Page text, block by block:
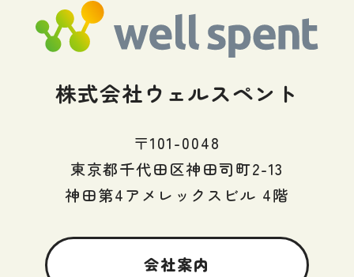
株式会社ウェルスペント
〒101-0048
東京都千代田区神田司町2-13
神田第4アメレックスビル 4階
会社案内